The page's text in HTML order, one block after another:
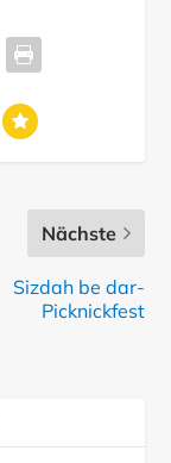
Nächste
Sizdah be dar-
Picknickfest